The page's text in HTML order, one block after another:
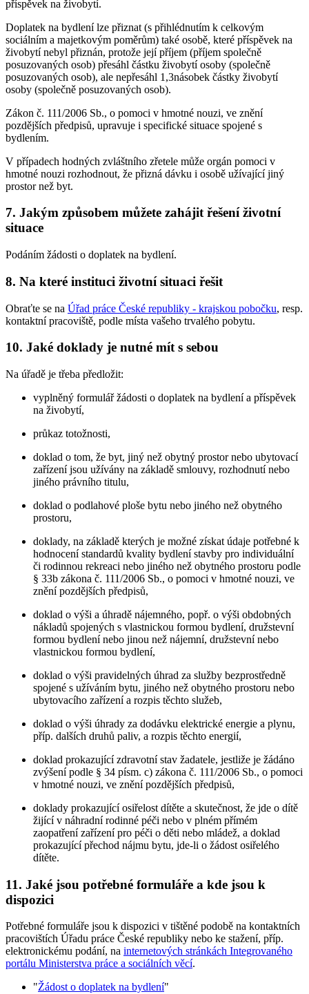
příspěvek na živobytí.
Doplatek na bydlení lze přiznat (s přihlédnutím k celkovým
sociálním a majetkovým poměrům) také osobě, které příspěvek na
živobytí nebyl přiznán, protože její příjem (příjem společně
posuzovaných osob) přesáhl částku živobytí osoby (společně
posuzovaných osob), ale nepřesáhl 1,3násobek částky živobytí
osoby (společně posuzovaných osob).
Zákon č. 111/2006 Sb., o pomoci v hmotné nouzi, ve znění
pozdějších předpisů, upravuje i specifické situace spojené s
bydlením.
V případech hodných zvláštního zřetele může orgán pomoci v
hmotné nouzi rozhodnout, že přizná dávku i osobě užívající jiný
prostor než byt.
7. Jakým způsobem můžete zahájit řešení životní
situace
Podáním žádosti o doplatek na bydlení.
8. Na které instituci životní situaci řešit
Obraťte se na Úřad práce České republiky - krajskou pobočku, resp.
kontaktní pracoviště, podle místa vašeho trvalého pobytu.
10. Jaké doklady je nutné mít s sebou
Na úřadě je třeba předložit:
vyplněný formulář žádosti o doplatek na bydlení a příspěvek
na živobytí,
průkaz totožnosti,
doklad o tom, že byt, jiný než obytný prostor nebo ubytovací
zařízení jsou užívány na základě smlouvy, rozhodnutí nebo
jiného právního titulu,
doklad o podlahové ploše bytu nebo jiného než obytného
prostoru,
doklady, na základě kterých je možné získat údaje potřebné k
hodnocení standardů kvality bydlení stavby pro individuální
či rodinnou rekreaci nebo jiného než obytného prostoru podle
§ 33b zákona č. 111/2006 Sb., o pomoci v hmotné nouzi, ve
znění pozdějších předpisů,
doklad o výši a úhradě nájemného, popř. o výši obdobných
nákladů spojených s vlastnickou formou bydlení, družstevní
formou bydlení nebo jinou než nájemní, družstevní nebo
vlastnickou formou bydlení,
doklad o výši pravidelných úhrad za služby bezprostředně
spojené s užíváním bytu, jiného než obytného prostoru nebo
ubytovacího zařízení a rozpis těchto služeb,
doklad o výši úhrady za dodávku elektrické energie a plynu,
příp. dalších druhů paliv, a rozpis těchto energií,
doklad prokazující zdravotní stav žadatele, jestliže je žádáno
zvýšení podle § 34 písm. c) zákona č. 111/2006 Sb., o pomoci
v hmotné nouzi, ve znění pozdějších předpisů,
doklady prokazující osiřelost dítěte a skutečnost, že jde o dítě
žijící v náhradní rodinné péči nebo v plném přímém
zaopatření zařízení pro péči o děti nebo mládež, a doklad
prokazující přechod nájmu bytu, jde-li o žádost osiřelého
dítěte.
11. Jaké jsou potřebné formuláře a kde jsou k
dispozici
Potřebné formuláře jsou k dispozici v tištěné podobě na kontaktních
pracovištích Úřadu práce České republiky nebo ke stažení, příp.
elektronickému podání, na internetových stránkách Integrovaného
portálu Ministerstva práce a sociálních věcí.
"Žádost o doplatek na bydlení"